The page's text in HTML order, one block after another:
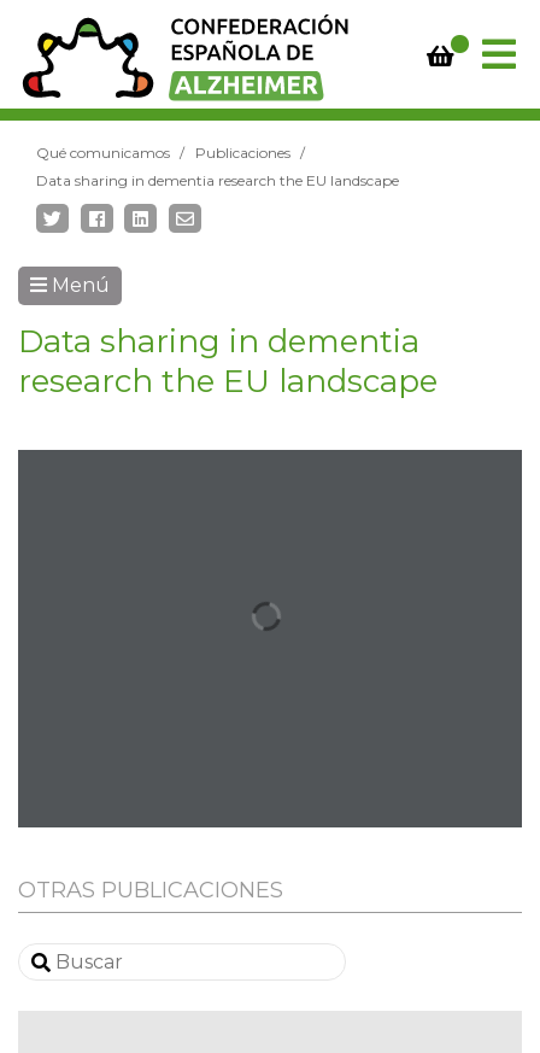
Qué comunicamos
Publicaciones
Data sharing in dementia research the EU landscape
Menú
Data sharing in dementia
research the EU landscape
OTRAS PUBLICACIONES